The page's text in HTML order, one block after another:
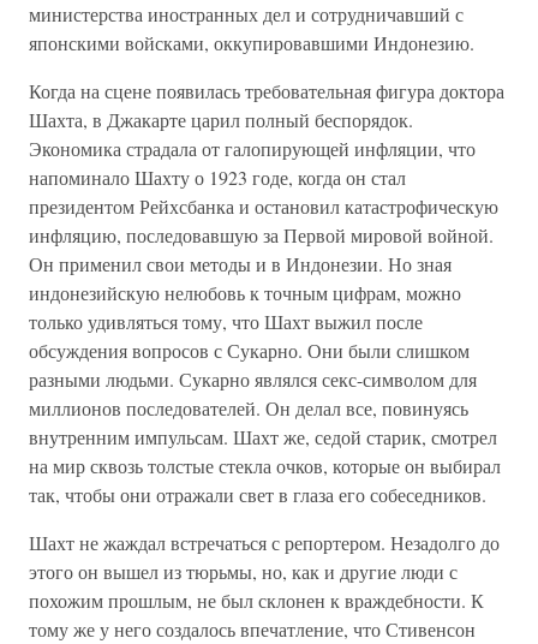
министерства иностранных дел и сотрудничавший с
японскими войсками, оккупировавшими Индонезию.
Когда на сцене появилась требовательная фигура доктора
Шахта, в Джакарте царил полный беспорядок.
Экономика страдала от галопирующей инфляции, что
напоминало Шахту о 1923 годе, когда он стал
президентом Рейхсбанка и остановил катастрофическую
инфляцию, последовавшую за Первой мировой войной.
Он применил свои методы и в Индонезии. Но зная
индонезийскую нелюбовь к точным цифрам, можно
только удивляться тому, что Шахт выжил после
обсуждения вопросов с Сукарно. Они были слишком
разными людьми. Сукарно являлся секс-символом для
миллионов последователей. Он делал все, повинуясь
внутренним импульсам. Шахт же, седой старик, смотрел
на мир сквозь толстые стекла очков, которые он выбирал
так, чтобы они отражали свет в глаза его собеседников.
Шахт не жаждал встречаться с репортером. Незадолго до
этого он вышел из тюрьмы, но, как и другие люди с
похожим прошлым, не был склонен к враждебности. К
тому же у него создалось впечатление, что Стивенсон